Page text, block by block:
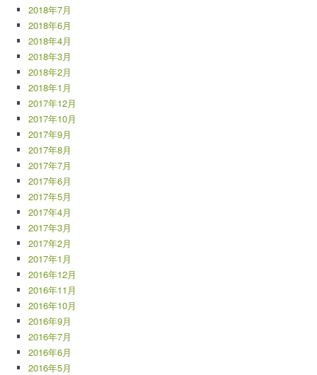
2018年7月
2018年6月
2018年4月
2018年3月
2018年2月
2018年1月
2017年12月
2017年10月
2017年9月
2017年8月
2017年7月
2017年6月
2017年5月
2017年4月
2017年3月
2017年2月
2017年1月
2016年12月
2016年11月
2016年10月
2016年9月
2016年7月
2016年6月
2016年5月